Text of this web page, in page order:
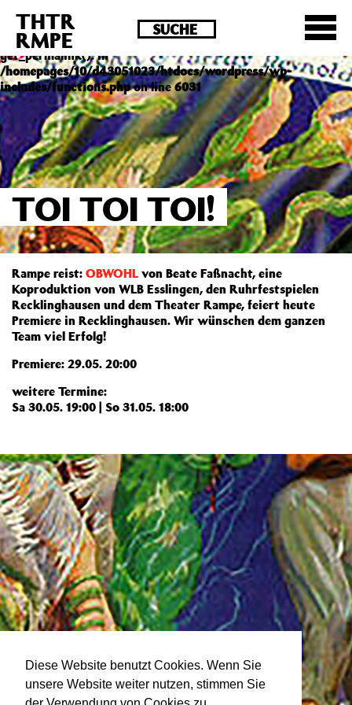
Diese Website benutzt Cookies. Wenn Sie
unsere Website weiter nutzen, stimmen Sie
Deprecated : Die Funktion post_permalink ist seit
Version 4.4.0 veraltet! Verwende stattdessen
get_permalink(). in
/homepages/10/d43051023/htdocs/wordpress/wp-
includes/functions.phpon line6031
THTR
RMPE
TOI TOI TOI!
Rampe reist: OBWOHL von Beate Faßnacht, eine
Koproduktion von WLB Esslingen, den Ruhrfestspielen
Recklinghausen und dem Theater Rampe, feiert heute
Premiere in Recklinghausen. Wir wünschen dem ganzen
Team viel Erfolg!
Premiere: 29.05. 20:00
weitere Termine:
Sa 30.05. 19:00 | So 31.05. 18:00